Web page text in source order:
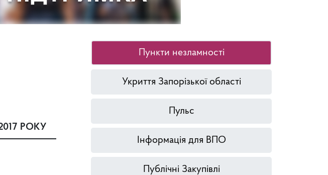
РОКУ
Пункти незламності
Укриття Запорізької області
Пульс
Інформація для ВПО
Публічні Закупівлі